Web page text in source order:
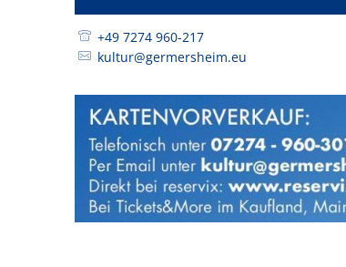
+49 7274 960-217
kultur@germersheim.eu